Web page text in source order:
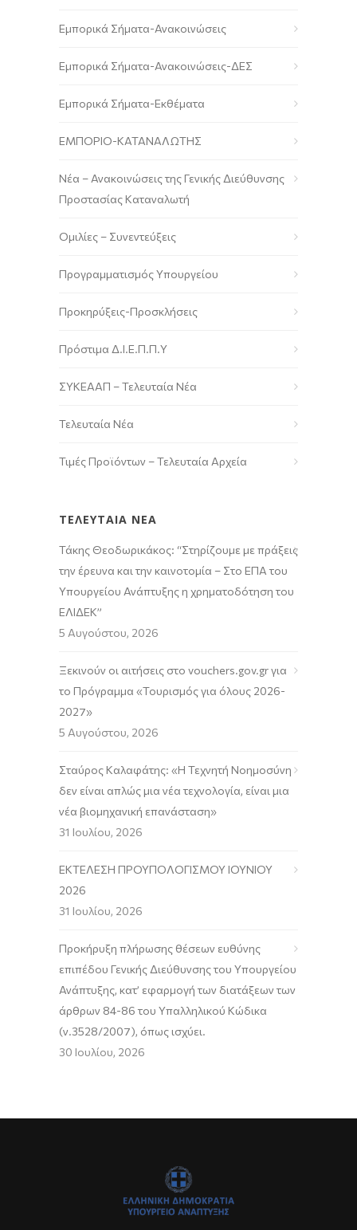
Εμπορικά Σήματα-Ανακοινώσεις
Εμπορικά Σήματα-Ανακοινώσεις-ΔΕΣ
Εμπορικά Σήματα-Εκθέματα
ΕΜΠΟΡΙΟ-ΚΑΤΑΝΑΛΩΤΗΣ
Νέα – Ανακοινώσεις της Γενικής Διεύθυνσης
Προστασίας Καταναλωτή
Ομιλίες – Συνεντεύξεις
Προγραμματισμός Υπουργείου
Προκηρύξεις-Προσκλήσεις
Πρόστιμα Δ.Ι.Ε.Π.Π.Υ
ΣΥΚΕΑΑΠ – Τελευταία Νέα
Τελευταία Νέα
Τιμές Προϊόντων – Τελευταία Αρχεία
ΤΕΛΕΥΤΑΙΑ ΝΕΑ
Τάκης Θεοδωρικάκος: “Στηρίζουμε με πράξεις
την έρευνα και την καινοτομία – Στο ΕΠΑ του
Υπουργείου Ανάπτυξης η χρηματοδότηση του
ΕΛΙΔΕΚ”
5 Αυγούστου, 2026
Ξεκινούν οι αιτήσεις στο vouchers.gov.gr για
το Πρόγραμμα «Τουρισμός για όλους 2026-
2027»
5 Αυγούστου, 2026
Σταύρος Καλαφάτης: «Η Τεχνητή Νοημοσύνη
δεν είναι απλώς μια νέα τεχνολογία, είναι μια
νέα βιομηχανική επανάσταση»
31 Ιουλίου, 2026
ΕΚΤΕΛΕΣΗ ΠΡΟΥΠΟΛΟΓΙΣΜΟΥ ΙΟΥΝΙΟΥ
2026
31 Ιουλίου, 2026
Προκήρυξη πλήρωσης θέσεων ευθύνης
επιπέδου Γενικής Διεύθυνσης του Υπουργείου
Ανάπτυξης, κατ’ εφαρμογή των διατάξεων των
άρθρων 84-86 του Υπαλληλικού Κώδικα
(ν.3528/2007), όπως ισχύει.
30 Ιουλίου, 2026